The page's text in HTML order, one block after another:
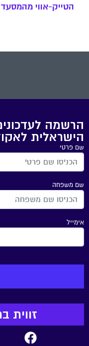
הטייק-אווי
הרשמה
הישראלית
שם פרטי
שם משפחה
אימייל
זווית